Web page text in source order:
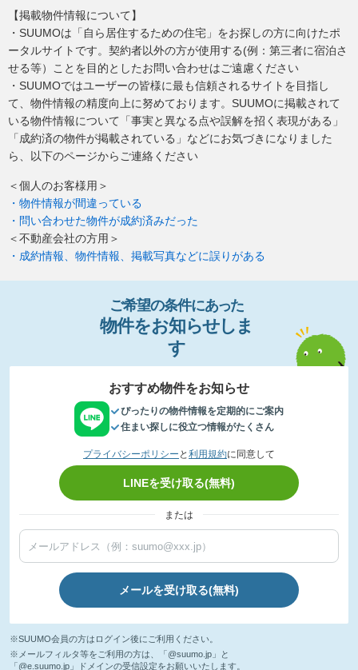
【掲載物件情報について】
・SUUMOは「自ら居住するための住宅」をお探しの方に向けたポ
ータルサイトです。契約者以外の方が使用する(例：第三者に宿泊さ
せる等）ことを目的としたお問い合わせはご遠慮ください
・SUUMOではユーザーの皆様に最も信頼されるサイトを目指し
て、物件情報の精度向上に努めております。SUUMOに掲載されて
いる物件情報について「事実と異なる点や誤解を招く表現がある」
「成約済の物件が掲載されている」などにお気づきになりました
ら、以下のページからご連絡ください
＜個人のお客様用＞
・物件情報が間違っている
・問い合わせた物件が成約済みだった
＜不動産会社の方用＞
・成約情報、物件情報、掲載写真などに誤りがある
ご希望の条件にあった
物件をお知らせし ま
す
おすすめ物件をお知らせ
ぴったりの物件情報を定期的にご案内
住まい探しに役立つ情報がたくさん
プライバシーポリシー と 利用規約に同意して
LINEを受け取る(無料)
または
メールを受け取る(無料)
※SUUMO会員の方はログイン後にご利用ください。
※メールフィルタ等をご利用の方は、「@suumo.jp」と
「@e.suumo.jp」ドメインの受信設定をお願いいたします。